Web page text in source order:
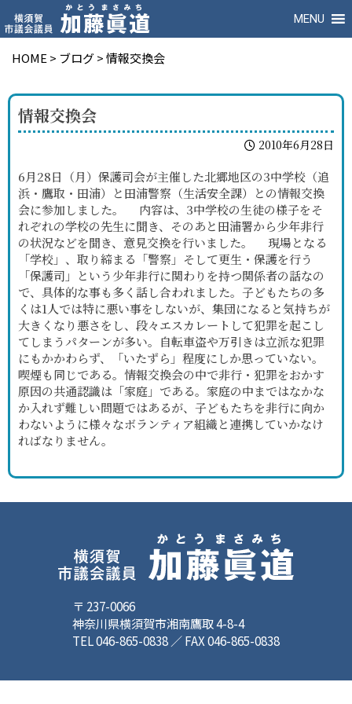
MENU
HOME > ブログ>情報交換会
情報交換会
2010年6月28日
6月28日（月）保護司会が主催した北郷地区の3中学校（追
浜・鷹取・田浦）と田浦警察（生活安全課）との情報交換
会に参加しました。 内容は、3中学校の生徒の様子をそ
れぞれの学校の先生に聞き、そのあと田浦署から少年非行
の状況などを聞き、意見交換を行いました。 現場となる
「学校」、取り締まる「警察」そして更生・保護を行う
「保護司」という少年非行に関わりを持つ関係者の話なの
で、具体的な事も多く話し合われました。子どもたちの多
くは1人では特に悪い事をしないが、集団になると気持ちが
大きくなり悪さをし、段々エスカレートして犯罪を起こし
てしまうパターンが多い。自転車盗や万引きは立派な犯罪
にもかかわらず、「いたずら」程度にしか思っていない。
喫煙も同じである。情報交換会の中で非行・犯罪をおかす
原因の共通認識は「家庭」である。家庭の中まではなかな
か入れず難しい問題ではあるが、子どもたちを非行に向か
わないように様々なボランティア組織と連携していかなけ
ればなりません。
〒 237-0066
神奈川県横須賀市湘南鷹取 4-8-4
TEL 046-865-0838 ／ FAX 046-865-0838